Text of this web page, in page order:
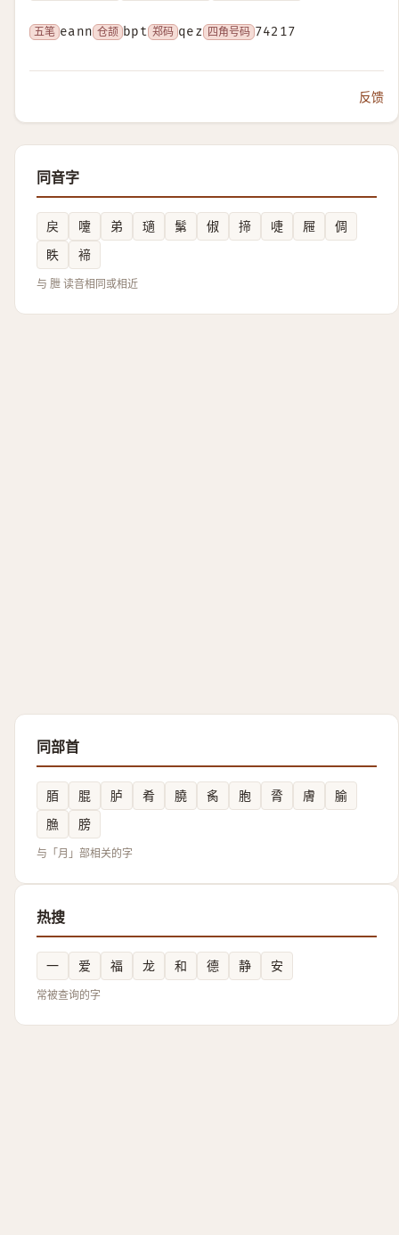
五笔 eann 仓颉 bpt 郑码 qez 四角号码 74217
反馈
同音字
戻 嚔 弟 瓋 鬀 俶 揥 啑 屜
倜
眣
褅
与 朑 读音相同或相近
同部首
脜 䐊 胪 肴 膮 䏑 胞 脀 膚
腧
䐳
膀
与「月」部相关的字
热搜
一 爱 福 龙 和 德 静 安
常被查询的字